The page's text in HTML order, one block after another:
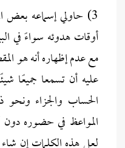
3) حاولي إسماعه بعض
أوقات هدوئه سواءً في
مع عدم إظهاره أنه هو
عليه أن تسمعا جميعًا
الحساب والجزاء
المواعظ في حضوره